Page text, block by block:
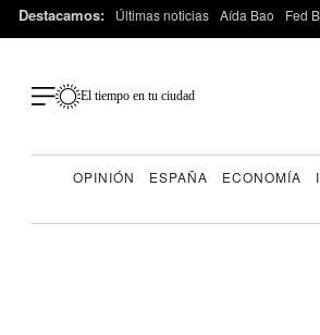
Destacamos: Últimas noticias Aída Bao Fed
El tiempo en tu ciudad
OPINIÓN ESPAÑA ECONOMÍA